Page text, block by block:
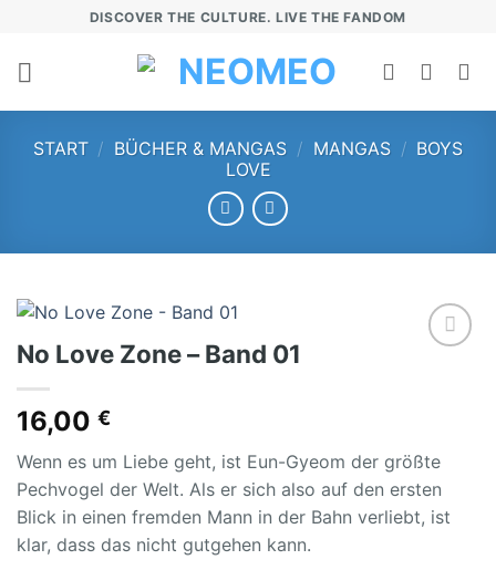
springen
DISCOVER THE CULTURE. LIVE THE FANDOM
START / BÜCHER & MANGAS / MANGAS / BOYS
LOVE
No Love Zone – Band 01
16,00 €
Wenn es um Liebe geht, ist Eun-Gyeom der größte
Pechvogel der Welt. Als er sich also auf den ersten
Blick in einen fremden Mann in der Bahn verliebt, ist
klar, dass das nicht gutgehen kann.